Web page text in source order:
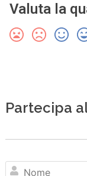
Valuta la
Partecipa